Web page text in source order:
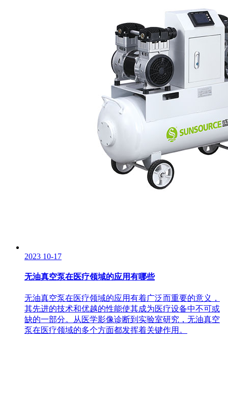
2023 10-17
无油真空泵在医疗领域的应用有哪些
无油真空泵在医疗领域的应用有着广泛而重要的意义，
其先进的技术和优越的性能使其成为医疗设备中不可或
缺的一部分。从医学影像诊断到实验室研究，无油真空
泵在医疗领域的多个方面都发挥着关键作用。